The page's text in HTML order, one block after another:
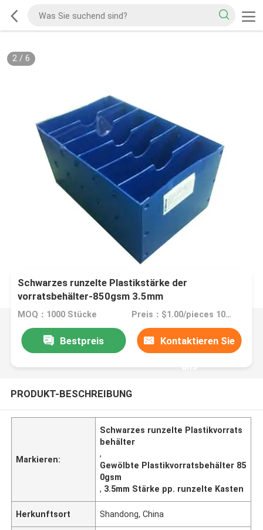
2/ 6
Schwarzes runzelte Plastikstärke der
vorratsbehälter-850gsm 3.5mm
MOQ：1000 Stücke Preis：$1.00/pieces 1000-1999 pieces
Bestpreis Kontaktieren Sie
uns
PRODUKT-BESCHREIBUNG
Markieren:
Schwarzes runzelte Plastikvorrats
behälter
,
Gewölbte Plastikvorratsbehälter 85
0gsm
, 3.5mm Stärke pp. runzelte Kasten
Herkunftsort Shandong, China